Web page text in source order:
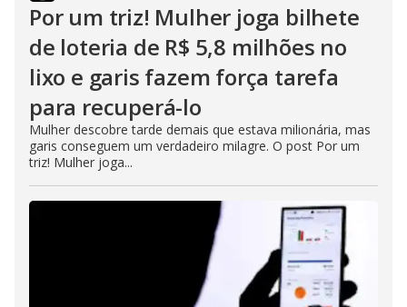
Por um triz! Mulher joga bilhete
de loteria de R$ 5,8 milhões no
lixo e garis fazem força tarefa
para recuperá-lo
Mulher descobre tarde demais que estava milionária, mas
garis conseguem um verdadeiro milagre. O post Por um
triz! Mulher joga...